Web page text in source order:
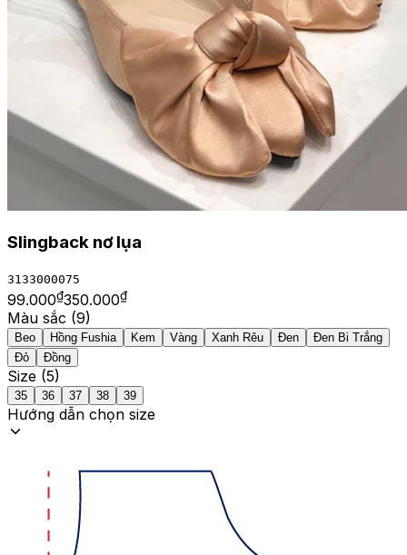
Slingback nơ lụa
3133000075
99.000₫350.000₫
Màu sắc (9)
Beo Hồng Fushia Kem Vàng Xanh Rêu Đen
Đen Bi Trắng
Đỏ
Đồng
Size (5)
35 36 37 38 39
Hướng dẫn chọn size